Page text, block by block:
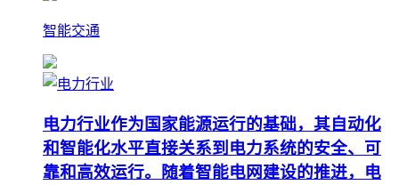
智能交通
电力行业作为国家能源运行的基础，其自动化
和智能化水平直接关系到电力系统的安全、可
靠和高效运行。随着智能电网建设的推进，电